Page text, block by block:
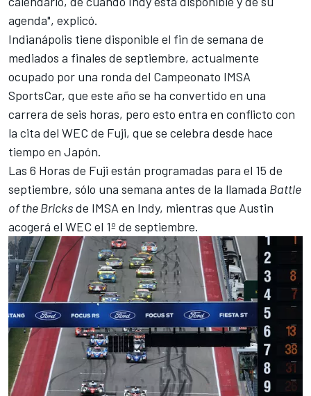
agenda", explicó.
Indianápolis tiene disponible el fin de semana de
mediados a finales de septiembre, actualmente
ocupado por una ronda del Campeonato IMSA
SportsCar, que este año se ha convertido en una
carrera de seis horas, pero esto entra en conflicto con
la cita del WEC de Fuji, que se celebra desde hace
tiempo en Japón.
Las 6 Horas de Fuji están programadas para el 15 de
septiembre, sólo una semana antes de la llamada Battle
of the Bricksde IMSA en Indy, mientras que Austin
acogerá el WEC el 1º de septiembre.